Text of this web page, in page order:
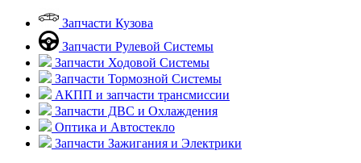
Запчасти Кузова
Запчасти Рулевой Системы
Запчасти Ходовой Системы
Запчасти Тормозной Системы
АКПП и запчасти трансмиссии
Запчасти ДВС и Охлаждения
Оптика и Автостекло
Запчасти Зажигания и Электрики